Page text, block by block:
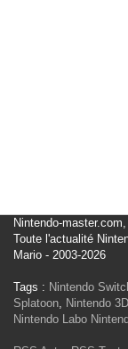
Nintendo-
Toute l'actualité
Mario - 2003-2026
Tags : Nintendo
Splatoon, Nintendo
Nintendo Labo